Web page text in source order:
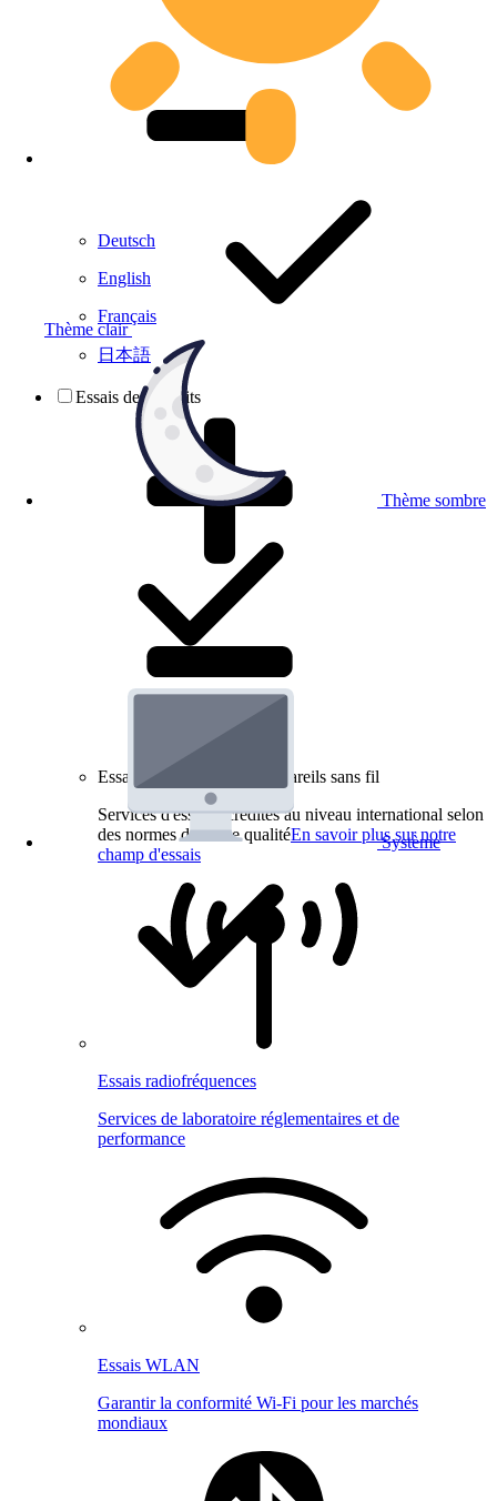
Thème clair
Thème sombre
Système
Deutsch
English
Français
日本語
Essais de produits
Essais de produits pour appareils sans fil
Services d'essai accrédités au niveau international selon
des normes de haute qualitéEn savoir plus sur notre
champ d'essais
Essais radiofréquences
Services de laboratoire réglementaires et de
performance
Essais WLAN
Garantir la conformité Wi-Fi pour les marchés
mondiaux